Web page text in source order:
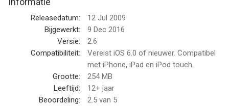
•6 omgevingen, elk met willekeurige strijdgebieden, geen twee
games zullen hetzelfde zijn!
•Maak je team persoonlijk met namen, stemmen en grafstenen.
•Aanpasbare muziek.
•Bij afsluiting wordt het spel automatisch opgeslagen.
•Binnenkort 3.0 functies!
- Bijzonder vermakelijke gameplay die makkelijk te leren, maar
moeilijk te beheersen is.
Releasedatum:
12 Jul 2009
Bijgewerkt:
9 Dec 2016
Versie:
2.6
Compatibiliteit:
Vereist iOS 6.0 of nieuwer. Compatibel
met iPhone, iPad en iPod touch.
Grootte:
254 MB
Leeftijd:
12+ jaar
Beoordeling:
2.5 van 5